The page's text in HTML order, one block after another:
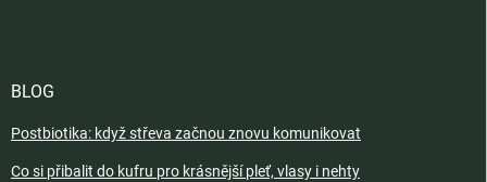
BLOG
Postbiotika: když střeva začnou znovu komunikovat
Co si přibalit do kufru pro krásnější pleť, vlasy i nehty